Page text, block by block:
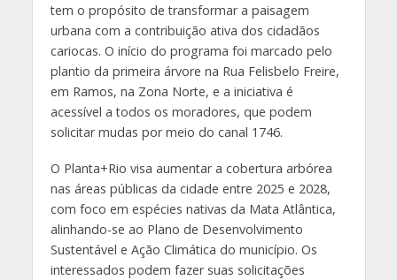
tem o propósito de transformar a paisagem
urbana com a contribuição ativa dos cidadãos
cariocas. O início do programa foi marcado pelo
plantio da primeira árvore na Rua Felisbelo Freire,
em Ramos, na Zona Norte, e a iniciativa é
acessível a todos os moradores, que podem
solicitar mudas por meio do canal 1746.
O Planta+Rio visa aumentar a cobertura arbórea
nas áreas públicas da cidade entre 2025 e 2028,
com foco em espécies nativas da Mata Atlântica,
alinhando-se ao Plano de Desenvolvimento
Sustentável e Ação Climática do município. Os
interessados podem fazer suas solicitações